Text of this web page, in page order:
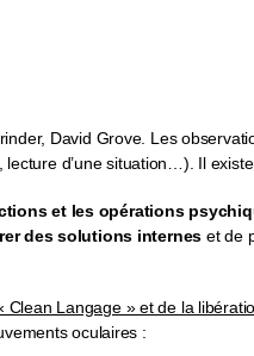
David Grove. Les
d’une situation…). Il
et les opérations
des solutions internes et de
Clean Langage » et de la
oculaires :